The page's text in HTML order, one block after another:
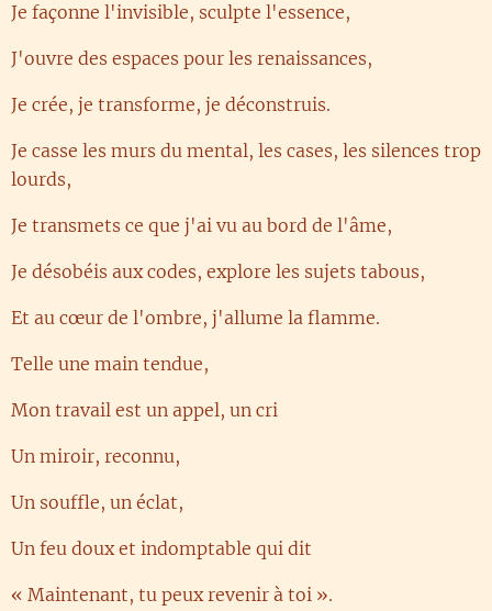
Je façonne l'invisible, sculpte l'essence,
J'ouvre des espaces pour les renaissances,
Je crée, je transforme, je déconstruis.
Je casse les murs du mental, les cases, les silences trop
lourds,
Je transmets ce que j'ai vu au bord de l'âme,
Je désobéis aux codes, explore les sujets tabous,
Et au cœur de l'ombre, j'allume la flamme.
Telle une main tendue,
Mon travail est un appel, un cri
Un miroir, reconnu,
Un souffle, un éclat,
Un feu doux et indomptable qui dit
« Maintenant, tu peux revenir à toi ».